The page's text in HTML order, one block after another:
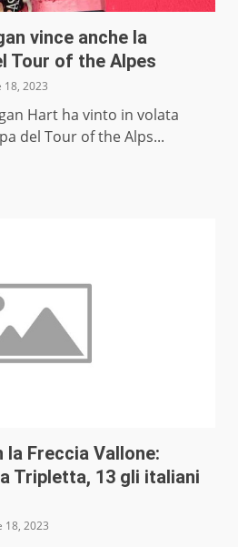
vince anche la
Tour of the Alpes
18, 2023
Hart ha vinto in volata
del Tour of the Alps...
Freccia Vallone:
Tripletta, 13 gli italiani
18, 2023